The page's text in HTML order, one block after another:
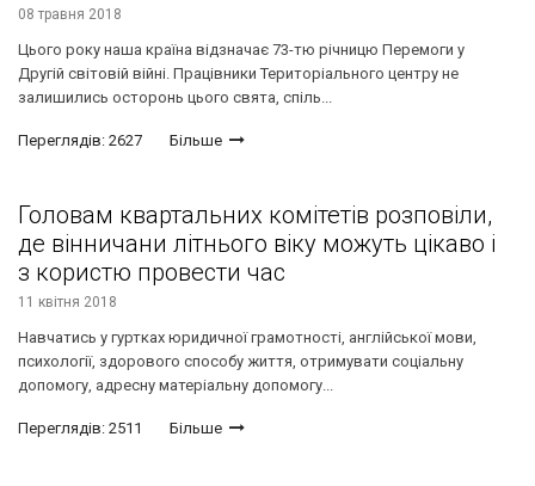
08 травня 2018
Цього року наша країна відзначає 73-тю річницю Перемоги у
Другій світовій війні. Працівники Територіального центру не
залишились осторонь цього свята, спіль...
Переглядів: 2627 Більше
Головам квартальних комітетів розповіли,
де вінничани літнього віку можуть цікаво і
з користю провести час
11 квітня 2018
Навчатись у гуртках юридичної грамотності, англійської мови,
психології, здорового способу життя, отримувати соціальну
допомогу, адресну матеріальну допомогу...
Переглядів: 2511 Більше